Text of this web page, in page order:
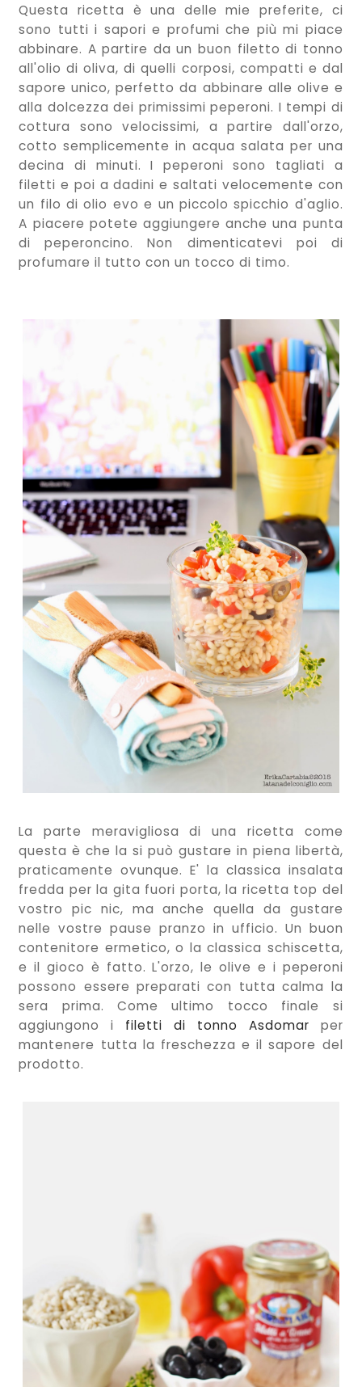
Questa ricetta è una delle mie preferite, ci
sono tutti i sapori e profumi che più mi piace
abbinare. A partire da un buon filetto di tonno
all'olio di oliva, di quelli corposi, compatti e dal
sapore unico, perfetto da abbinare alle olive e
alla dolcezza dei primissimi peperoni. I tempi di
cottura sono velocissimi, a partire dall'orzo,
cotto semplicemente in acqua salata per una
decina di minuti. I peperoni sono tagliati a
filetti e poi a dadini e saltati velocemente con
un filo di olio evo e un piccolo spicchio d'aglio.
A piacere potete aggiungere anche una punta
di peperoncino. Non dimenticatevi poi di
profumare il tutto con un tocco di timo.
La parte meravigliosa di una ricetta come
questa è che la si può gustare in piena libertà,
praticamente ovunque. E' la classica insalata
fredda per la gita fuori porta, la ricetta top del
vostro pic nic, ma anche quella da gustare
nelle vostre pause pranzo in ufficio. Un buon
contenitore ermetico, o la classica schiscetta,
e il gioco è fatto. L'orzo, le olive e i peperoni
possono essere preparati con tutta calma la
sera prima. Come ultimo tocco finale si
aggiungono i filetti di tonno Asdomar per
mantenere tutta la freschezza e il sapore del
prodotto.